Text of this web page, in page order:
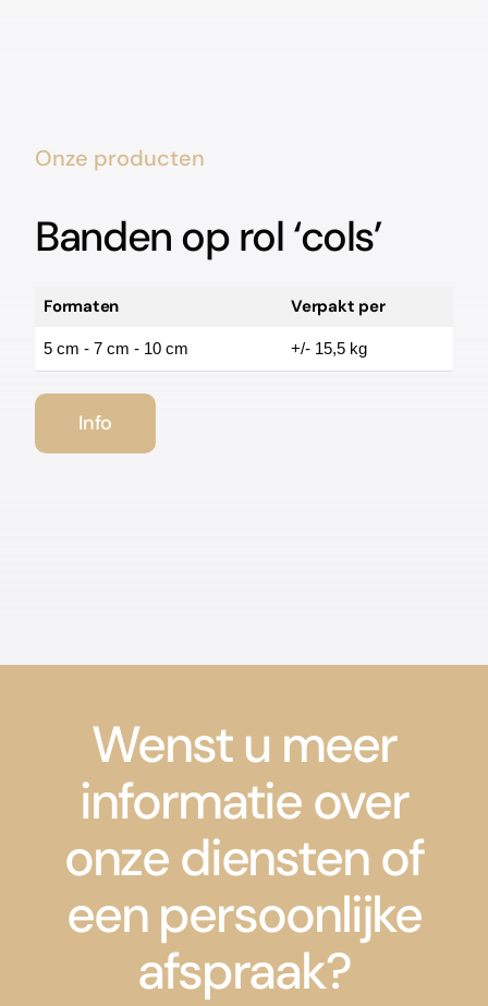
Onze producten
Banden op rol ‘cols’
Formaten Verpakt per
5 cm - 7 cm - 10 cm +/- 15,5 kg
Info
Wenst u meer
informatie over
onze diensten of
een persoonlijke
afspraak?